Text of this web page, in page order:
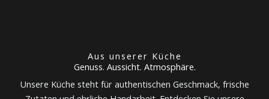
Aus unserer Küche
Genuss. Aussicht. Atmosphäre.
Unsere Küche steht für authentischen Geschmack, frische